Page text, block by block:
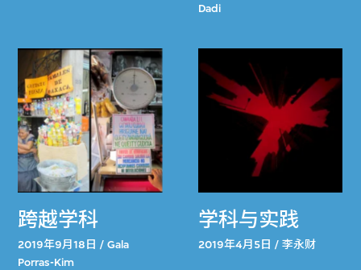
Dadi
跨越学科
2019年9月18日 / Gala
Porras-Kim
学科与实践
2019年4月5日 / 李永财